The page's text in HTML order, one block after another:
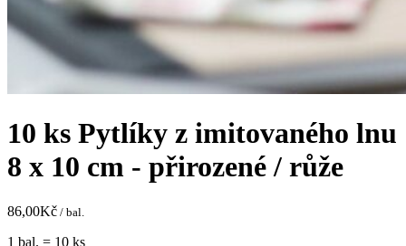
10 ks Pytlíky z imitovaného lnu
8 x 10 cm - přirozené / růže
86,00Kč / bal.
1 bal. = 10 ks